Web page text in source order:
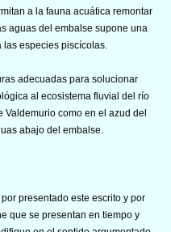
a la fauna acuática remontar
aguas del embalse supone una
especies piscícolas.
adecuadas para solucionar
al ecosistema fluvial del río
Valdemurio como en el azud del
abajo del embalse.
presentado este escrito y por
que se presentan en tiempo y